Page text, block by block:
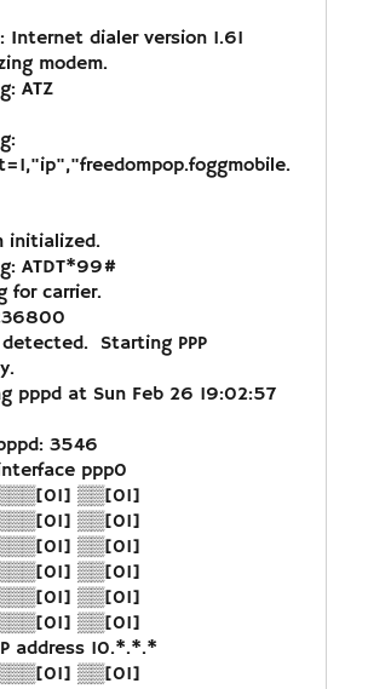
Internet dialer version 1.61
modem.
ATZ
initialized.
ATDT*99#
for carrier.
Starting PPP
pppd at Sun Feb 26 19:02:57
3546
ppp0
▒▒[01]
▒▒[01]
▒▒[01]
▒▒[01]
▒▒[01]
▒▒[01]
address 10.*.*.*
▒▒[01]